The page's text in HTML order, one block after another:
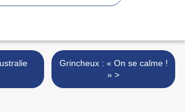
Grincheux : « On se calme !
» >